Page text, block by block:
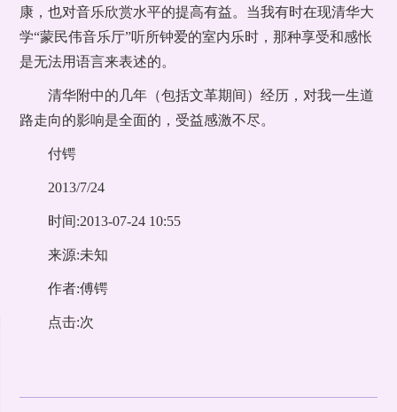
康，也对音乐欣赏水平的提高有益。当我有时在现清华大
学“蒙民伟音乐厅”听所钟爱的室内乐时，那种享受和感怅
是无法用语言来表述的。
清华附中的几年（包括文革期间）经历，对我一生道
路走向的影响是全面的，受益感激不尽。
付锷
2013/7/24
时间:2013-07-24 10:55
来源:未知
作者:傅锷
点击:次